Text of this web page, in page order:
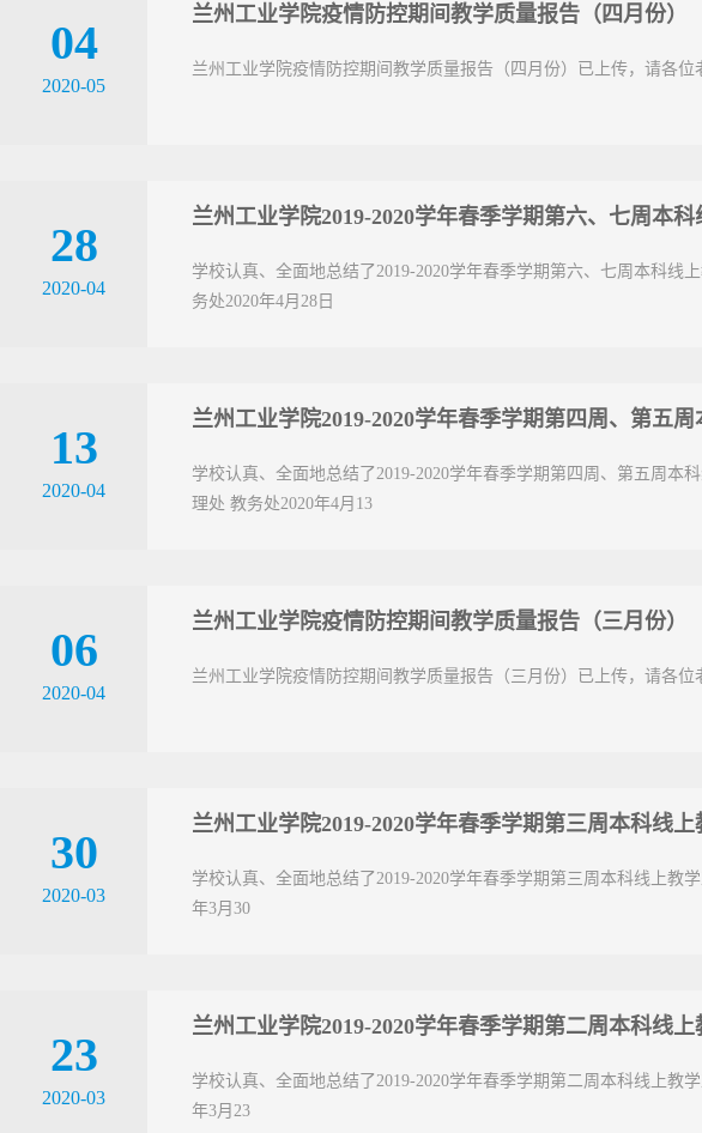
04
2020-05
兰州工业学院疫情防控期间教学质量报告（四月份）
兰州工业学院疫情防控期间教学质量报告（四月份）已上传，请各位
28
2020-04
兰州工业学院2019-2020学年春季学期第六、七周本
学校认真、全面地总结了2019-2020学年春季学期第六、七周本科线
务处2020年4月28日
13
2020-04
兰州工业学院2019-2020学年春季学期第四周、第五
学校认真、全面地总结了2019-2020学年春季学期第四周、第五周本
理处 教务处2020年4月13
06
2020-04
兰州工业学院疫情防控期间教学质量报告（三月份）
兰州工业学院疫情防控期间教学质量报告（三月份）已上传，请各位
30
2020-03
兰州工业学院2019-2020学年春季学期第三周本科线
学校认真、全面地总结了2019-2020学年春季学期第三周本科线上教
年3月30
23
2020-03
兰州工业学院2019-2020学年春季学期第二周本科线
学校认真、全面地总结了2019-2020学年春季学期第二周本科线上教
年3月23